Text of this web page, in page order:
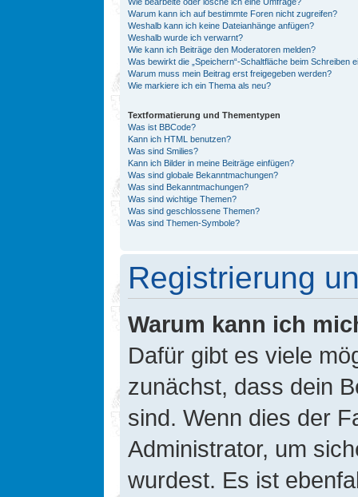
Warum kann ich auf bestimmte Foren nicht zugreifen?
Weshalb kann ich keine Dateianhänge anfügen?
Weshalb wurde ich verwarnt?
Wie kann ich Beiträge den Moderatoren melden?
Was bewirkt die „Speichern“-Schaltfläche beim Schreiben
Warum muss mein Beitrag erst freigegeben werden?
Wie markiere ich ein Thema als neu?
Textformatierung und Thementypen
Was ist BBCode?
Kann ich HTML benutzen?
Was sind Smilies?
Kann ich Bilder in meine Beiträge einfügen?
Was sind globale Bekanntmachungen?
Was sind Bekanntmachungen?
Was sind wichtige Themen?
Was sind geschlossene Themen?
Was sind Themen-Symbole?
Registrierung
Warum kann ich
Dafür gibt es viele
zunächst, dass dein
sind. Wenn dies der
Administrator, um
wurdest. Es ist